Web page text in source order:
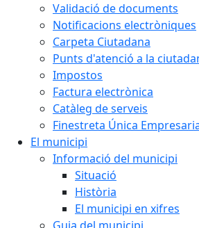
Validació de documents
Notificacions electròniques
Carpeta Ciutadana
Punts d'atenció a la
Impostos
Factura electrònica
Catàleg de serveis
Finestreta Única
El municipi
Informació del municipi
Situació
Història
El municipi en xifres